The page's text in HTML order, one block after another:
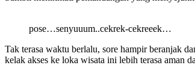
pose…senyuuum..cekrek-cekreeek…
Tak terasa waktu berlalu, sore hampir beranjak
kelak akses ke loka wisata ini lebih terasa aman